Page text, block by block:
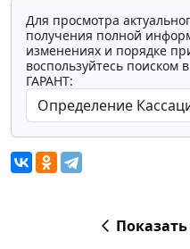
Для просмотра
получения полной
изменениях и порядке
воспользуйтесь поиском
ГАРАНТ: